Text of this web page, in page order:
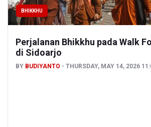
BHIKKHU
Perjalanan Bhikkhu pada Walk
di Sidoarjo
BY BUDIYANTO THURSDAY, MAY 14, 2026